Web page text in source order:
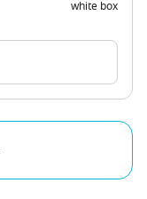
white box